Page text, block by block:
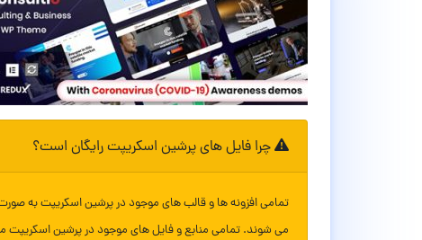
چرا فایل های پرشین اسکریپت رایگان است؟
تمامی افزونه ها و قالب های موجود در پرشین اسکریپت به
می شوند. تمامی منابع و فایل های موجود در پرشین اسکریپت